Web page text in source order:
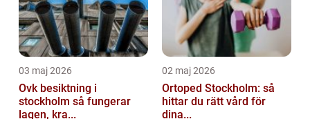
03 maj 2026
Ovk besiktning i
stockholm så fungerar
lagen, kra...
02 maj 2026
Ortoped Stockholm: så
hittar du rätt vård för
dina...